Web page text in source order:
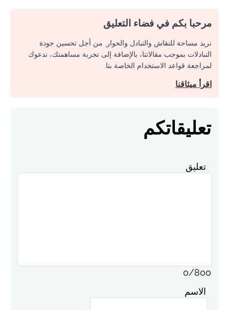
مرحبا بكم في فضاء التعليق
نريد مساحة للنقاش والتبادل والحوار. من أجل تحسين جودة
التبادلات بموجب مقالاتنا، بالإضافة إلى تجربة مساهمتك، ندعوك
لمراجعة قواعد الاستخدام الخاصة بنا.
اقرأ ميثاقنا
تعليقاتكم
تعليق
0/800
الاسم